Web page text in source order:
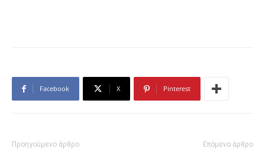
Facebook X Pinterest
Προηγούμενο άρθρο Επόμενο άρθρο